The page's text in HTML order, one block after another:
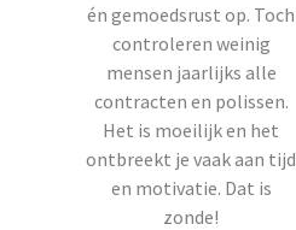
én gemoedsrust op. Toch
controleren weinig
mensen jaarlijks alle
contracten en polissen.
Het is moeilijk en het
ontbreekt je vaak aan tijd
en motivatie. Dat is
zonde!